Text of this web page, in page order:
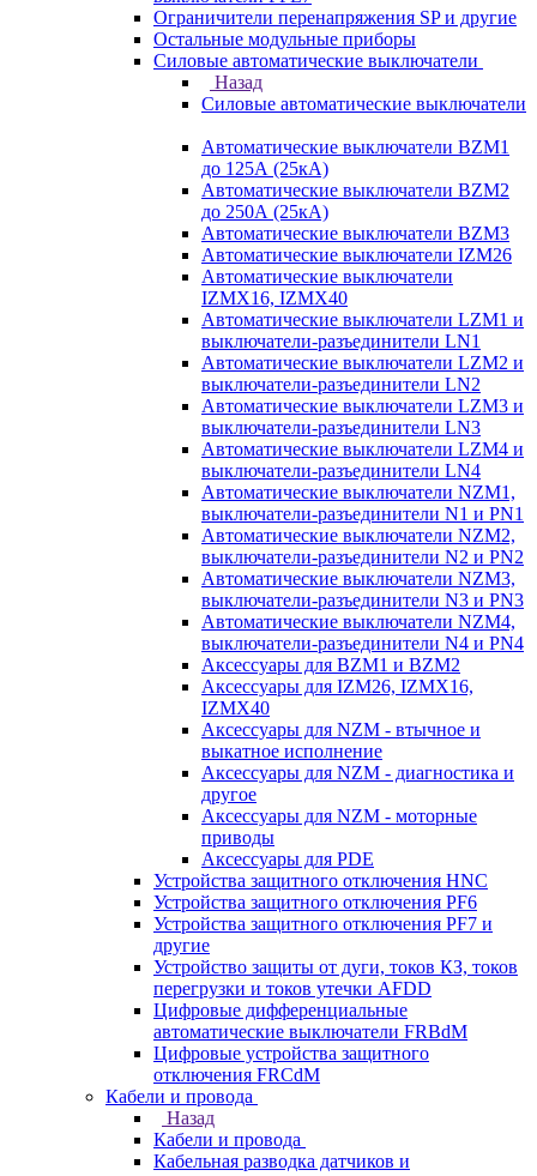
Ограничители перенапряжения SP и другие
Остальные модульные приборы
Силовые автоматические выключатели
Назад
Силовые автоматические выключатели
Автоматические выключатели BZM1
до 125А (25кА)
Автоматические выключатели BZM2
до 250А (25кА)
Автоматические выключатели BZM3
Автоматические выключатели IZM26
Автоматические выключатели
IZMX16, IZMX40
Автоматические выключатели LZM1 и
выключатели-разъединители LN1
Автоматические выключатели LZM2 и
выключатели-разъединители LN2
Автоматические выключатели LZM3 и
выключатели-разъединители LN3
Автоматические выключатели LZM4 и
выключатели-разъединители LN4
Автоматические выключатели NZM1,
выключатели-разъединители N1 и PN1
Автоматические выключатели NZM2,
выключатели-разъединители N2 и PN2
Автоматические выключатели NZM3,
выключатели-разъединители N3 и PN3
Автоматические выключатели NZM4,
выключатели-разъединители N4 и PN4
Аксессуары для BZM1 и BZM2
Аксессуары для IZM26, IZMX16,
IZMX40
Аксессуары для NZM - втычное и
выкатное исполнение
Аксессуары для NZM - диагностика и
другое
Аксессуары для NZM - моторные
приводы
Аксессуары для PDE
Устройства защитного отключения HNC
Устройства защитного отключения PF6
Устройства защитного отключения PF7 и
другие
Устройство защиты от дуги, токов КЗ, токов
перегрузки и токов утечки AFDD
Цифровые дифференциальные
автоматические выключатели FRBdM
Цифровые устройства защитного
отключения FRCdM
Кабели и провода
Назад
Кабели и провода
Кабельная разводка датчиков и